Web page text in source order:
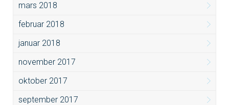
mars 2018
februar 2018
januar 2018
november 2017
oktober 2017
september 2017